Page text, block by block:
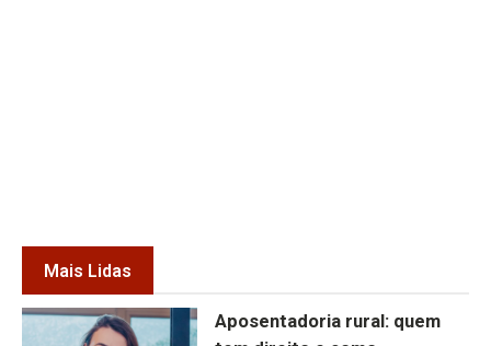
Mais Lidas
Aposentadoria rural: quem